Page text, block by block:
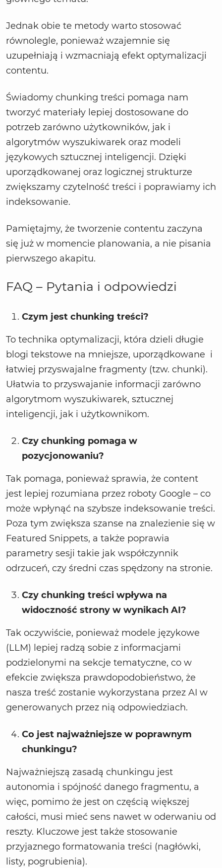
Jednak obie te metody warto stosować
równolegle, ponieważ wzajemnie się
uzupełniają i wzmacniają efekt optymalizacji
contentu.
Świadomy chunking treści pomaga nam
tworzyć materiały lepiej dostosowane do
potrzeb zarówno użytkowników, jak i
algorytmów wyszukiwarek oraz modeli
językowych sztucznej inteligencji. Dzięki
uporządkowanej oraz logicznej strukturze
zwiększamy czytelność treści i poprawiamy ich
indeksowanie.
Pamiętajmy, że tworzenie contentu zaczyna
się już w momencie planowania, a nie pisania
pierwszego akapitu.
FAQ – Pytania i odpowiedzi
Czym jest chunking treści?
To technika optymalizacji, która dzieli długie
blogi tekstowe na mniejsze, uporządkowane i
łatwiej przyswajalne fragmenty (tzw. chunki).
Ułatwia to przyswajanie informacji zarówno
algorytmom wyszukiwarek, sztucznej
inteligencji, jak i użytkownikom.
Czy chunking pomaga w
pozycjonowaniu?
Tak pomaga, ponieważ sprawia, że content
jest lepiej rozumiana przez roboty Google – co
może wpłynąć na szybsze indeksowanie treści.
Poza tym zwiększa szanse na znalezienie się w
Featured Snippets, a także poprawia
parametry sesji takie jak współczynnik
odrzuceń, czy średni czas spędzony na stronie.
Czy chunking treści wpływa na
widoczność strony w wynikach AI?
Tak oczywiście, ponieważ modele językowe
(LLM) lepiej radzą sobie z informacjami
podzielonymi na sekcje tematyczne, co w
efekcie zwiększa prawdopodobieństwo, że
nasza treść zostanie wykorzystana przez AI w
generowanych przez nią odpowiedziach.
Co jest najważniejsze w poprawnym
chunkingu?
Najważniejszą zasadą chunkingu jest
autonomia i spójność danego fragmentu, a
więc, pomimo że jest on częścią większej
całości, musi mieć sens nawet w oderwaniu od
reszty. Kluczowe jest także stosowanie
przyjaznego formatowania treści (nagłówki,
listy, pogrubienia).